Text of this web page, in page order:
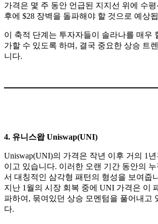
가격은 몇 주 동안 언급된 지지선 위에 수
후에 $28 장벽을 돌파해야 할 것으로 예상
이 축적 단계는 투자자들이 솔라나를 매우
가할 수 있도록 하며, 결국 중요한 상승 트
니다.
4. 유니스왑 Uniswap(UNI)
Uniswap(UNI)의 가격은 작년 이후 거의 1
이고 있습니다. 이러한 오랜 기간 동안의 누
서 대칭적인 삼각형 패턴의 형성을 보여줍
지난 1월의 시장 회복 중에 UNI 가격은 이
파하여, 묶여있던 상승 모멘텀을 풀어내고
다.